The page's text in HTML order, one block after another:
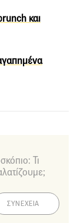
και
Τι
ΣΥΝΕΧΕΙΑ